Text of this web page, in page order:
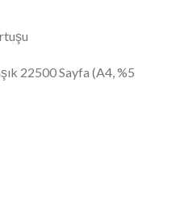
22500 Sayfa (A4, %5